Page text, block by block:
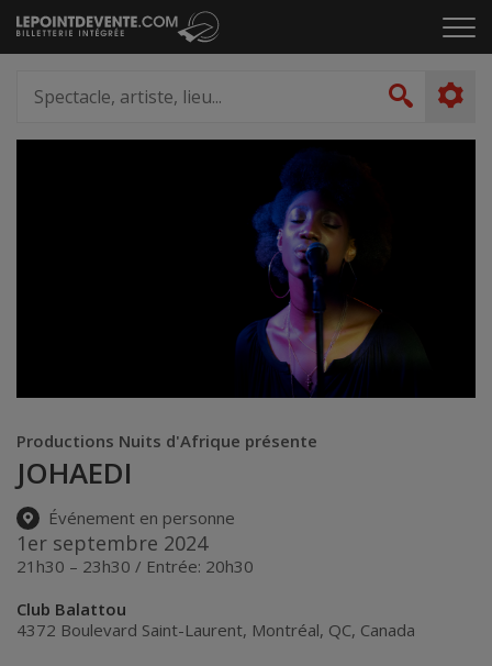
Passer
au
le
artiste,
lieu...
Productions Nuits d'Afrique présente
JOHAEDI
Événement en personne
1er septembre 2024
21h30 – 23h30 / Entrée: 20h30
Club Balattou
4372 Boulevard Saint-Laurent, Montréal, QC, Canada